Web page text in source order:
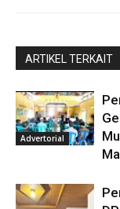
ARTIKEL TERKAIT
Advertorial